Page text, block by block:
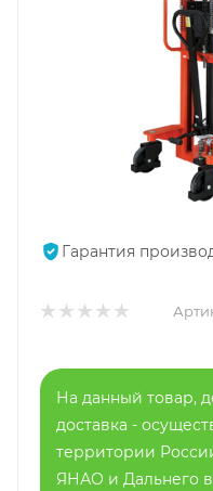
Гарантия
На данный товар,
доставка -
территории
ЯНАО и Дальнего